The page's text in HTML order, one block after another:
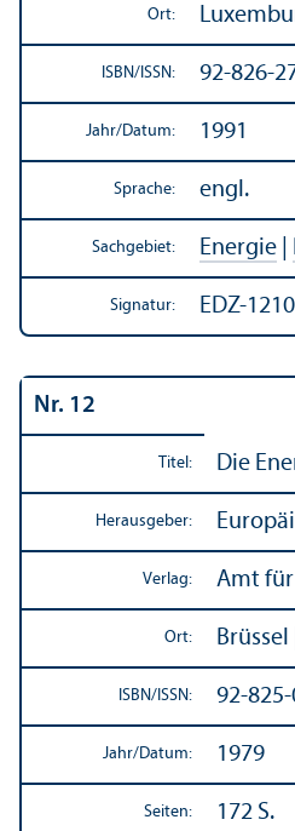
Ort:
ISBN/ ISSN: 92-826-
Jahr/Datum: 1991
Sprache: engl.
Sachgebiet: Energie
Signatur: EDZ-
Nr. 12
Titel: Die
Herausgeber:
Verlag: Amt
Ort:
ISBN/ ISSN: 92-
Jahr/Datum: 1979
Seiten: 172 S.